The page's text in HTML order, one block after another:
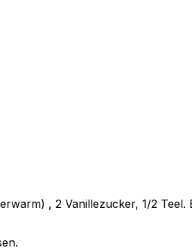
, 2 Vanillezucker, 1/2